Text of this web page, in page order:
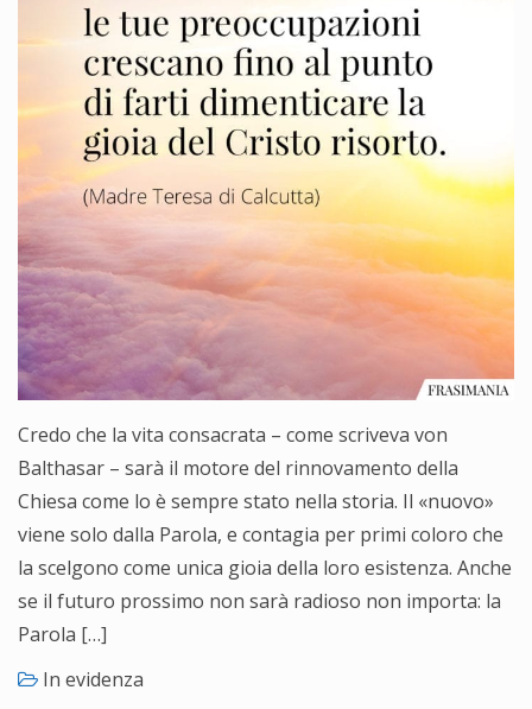
Credo che la vita consacrata – come scriveva von
Balthasar – sarà il motore del rinnovamento della
Chiesa come lo è sempre stato nella storia. Il «nuovo»
viene solo dalla Parola, e contagia per primi coloro che
la scelgono come unica gioia della loro esistenza. Anche
se il futuro prossimo non sarà radioso non importa: la
Parola […]
In evidenza